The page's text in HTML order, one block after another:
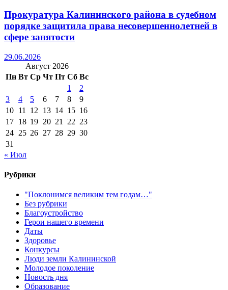
Прокуратура Калининского района в судебном
порядке защитила права несовершеннолетней в
сфере занятости
29.06.2026
Август 2026
Пн Вт Ср Чт Пт Сб Вс
1
2
3
4 5 6 7 8
9
10 11 12 13 14 15 16
17 18 19 20 21 22 23
24 25 26 27 28 29 30
31
« Июл
Рубрики
"Поклонимся великим тем годам…"
Без рубрики
Благоустройство
Герои нашего времени
Даты
Здоровье
Конкурсы
Люди земли Калининской
Молодое поколение
Новость дня
Образование